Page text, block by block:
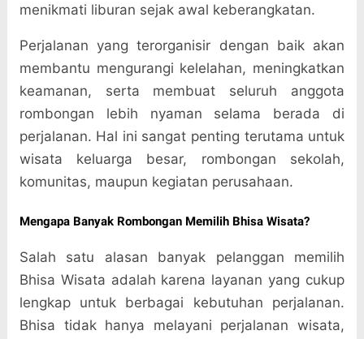
menikmati liburan sejak awal keberangkatan.
Perjalanan yang terorganisir dengan baik akan
membantu mengurangi kelelahan, meningkatkan
keamanan, serta membuat seluruh anggota
rombongan lebih nyaman selama berada di
perjalanan. Hal ini sangat penting terutama untuk
wisata keluarga besar, rombongan sekolah,
komunitas, maupun kegiatan perusahaan.
Mengapa Banyak Rombongan Memilih Bhisa Wisata?
Salah satu alasan banyak pelanggan memilih
Bhisa Wisata adalah karena layanan yang cukup
lengkap untuk berbagai kebutuhan perjalanan.
Bhisa tidak hanya melayani perjalanan wisata,